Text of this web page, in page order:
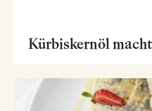
Kürbiskernöl